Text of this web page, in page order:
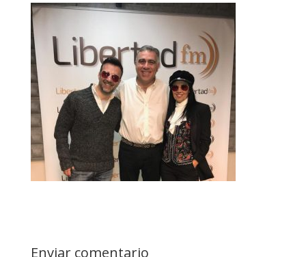
Enviar comentario